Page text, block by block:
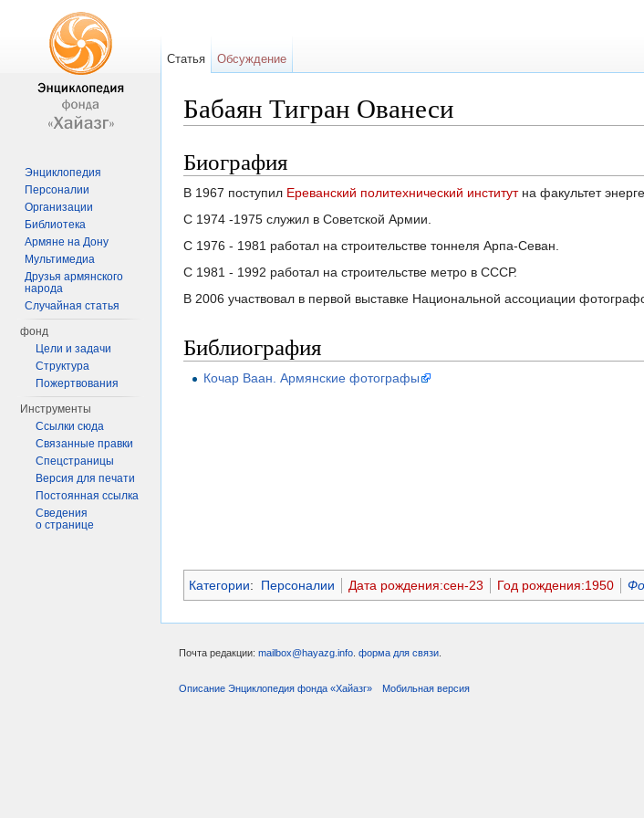
Бабаян Тигран Ованеси
Биография
В 1967 поступил Ереванский политехнический институтна факультет
С 1974 -1975 служил в Советской Армии.
С 1976 - 1981 работал на строительстве тоннеля Арпа-Севан.
С 1981 - 1992 работал на строительстве метро в СССР.
В 2006 участвовал в первой выставке Национальной ассоциации
Библиография
Кочар Ваан. Армянские фотографы
Категории: Персоналии Дата рождения:сен-23 Год рождения:1950
Статья Обсуждение
Энциклопедия
Персоналии
Организации
Библиотека
Армяне на Дону
Мультимедиа
Друзья армянского
народа
Случайная статья
фонд
Цели и задачи
Структура
Пожертвования
Инструменты
Ссылки сюда
Связанные правки
Спецстраницы
Версия для печати
Постоянная ссылка
Сведения
о странице
Почта редакции: mailbox@hayazg.info форма для связи
Описание Энциклопедия фонда «Хайазг» Мобильная версия